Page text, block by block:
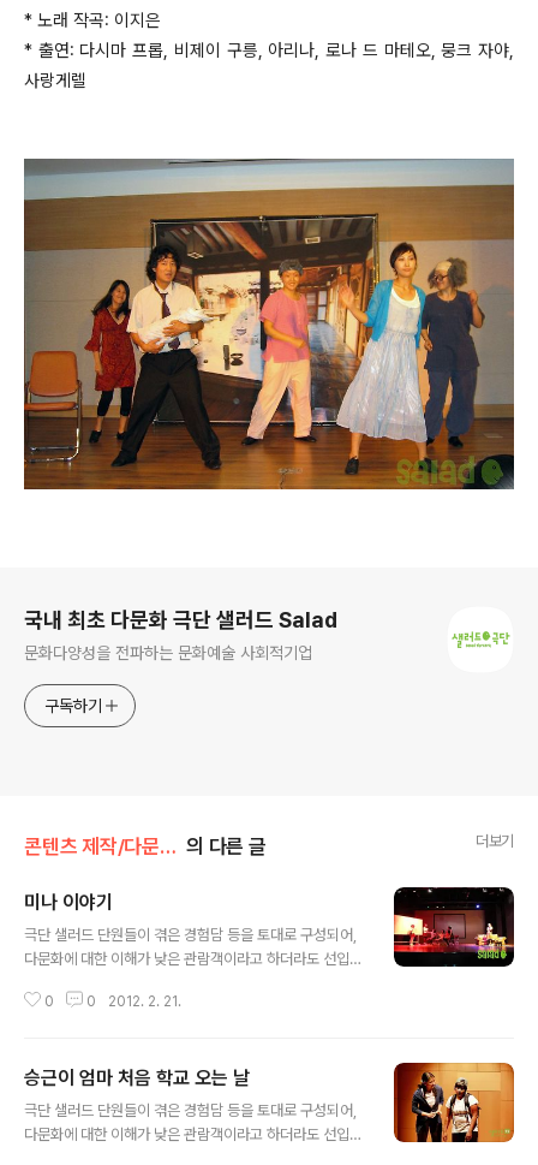
* 노래 작곡: 이지은
* 출연: 다시마 프롭, 비제이 구릉, 아리나, 로나 드 마테오, 뭉크 자야,
사랑게렐
국내 최초 다문화 극단 샐러드 Salad
문화다양성을 전파하는 문화예술 사회적기업
구독하기
콘텐츠 제작/다문화 연극 의 다른 글 더보기
미나 이야기
극단 샐러드 단원들이 겪은 경험담 등을 토대로 구성되어,
다문화에 대한 이해가 낮은 관람객이라고 하더라도 선입견
년이다. 이주여성인 미나의 엄마는 알림장에 적힌 준비물
만들어준 맛난 외국음식을 싸 가는데 이 음식 맛을 본 친구
들은 미나에게 호감을 갖게 된다. * 기획/제작: 샐러드 * 제
작년도: 2009 * 초연: 샐러드의 밤 (2009.5, 세일 아트
0 0 2012. 2. 21.
승근이 엄마 처음 학교 오는 날
극단 샐러드 단원들이 겪은 경험담 등을 토대로 구성되어,
다문화에 대한 이해가 낮은 관람객이라고 하더라도 선입견